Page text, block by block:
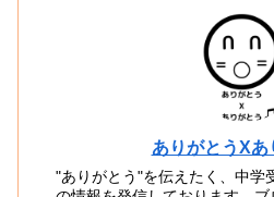
ありがとうXあ
"ありがとう"を伝えたく、中学